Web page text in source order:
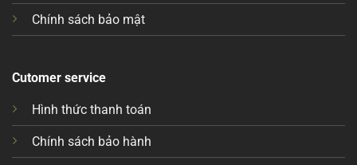
Chính sách bảo mật
Cutomer service
Hình thức thanh toán
Chính sách bảo hành